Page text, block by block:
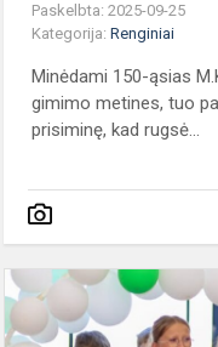
Paskelbta: 2025-09-25
Kategorija:Renginiai
Minėdami 150-ąsias
gimimo metines, tuo
prisiminę, kad rugsė...